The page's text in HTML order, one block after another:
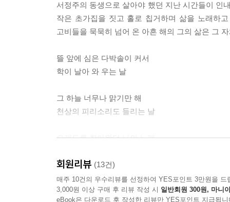
서정주의 동생으로 살아야 했던 지난 시간들이 인
작은 초가집을 짓고 홀로 칩거하며 삶을 노래하
고비들을 묵묵히 넘어 온 아흔 해의 그의 삶은 그
뜰 앞에 심은 다박솔이 커서
학이 날아 와 우는 날
그 하늘 너무나 맑기만 해
천상의 피리소리도 들리는 날
오래도록 참아왔던 나의 노래
_「학이 우는 날」 전문
삶을 응시하는 고요한 시선
회원리뷰 (13건)
매주 10건의 우수리뷰를 선정하여 YES포인트 3만원을 드
3,000원 이상 구매 후 리뷰 작성 시 일반회원 300원, 마니
eBook은 다운로드 후 작성한 리뷰만 YES포인트 지급됩니